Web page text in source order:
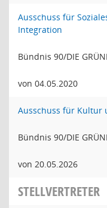
Ausschuss für
Integration
Bündnis 90/DIE
von 04.05.2020
Ausschuss für Kultur
Bündnis 90/DIE
von 20.05.2026
STELLVERTRETER